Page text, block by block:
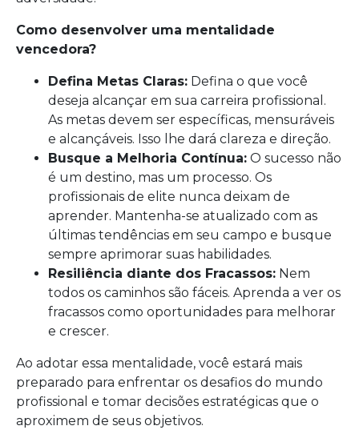
Como desenvolver uma mentalidade
vencedora?
Defina Metas Claras: Defina o que você
deseja alcançar em sua carreira profissional.
As metas devem ser específicas, mensuráveis
e alcançáveis. Isso lhe dará clareza e direção.
Busque a Melhoria Contínua: O sucesso não
é um destino, mas um processo. Os
profissionais de elite nunca deixam de
aprender. Mantenha-se atualizado com as
últimas tendências em seu campo e busque
sempre aprimorar suas habilidades.
Resiliência diante dos Fracassos: Nem
todos os caminhos são fáceis. Aprenda a ver os
fracassos como oportunidades para melhorar
e crescer.
Ao adotar essa mentalidade, você estará mais
preparado para enfrentar os desafios do mundo
profissional e tomar decisões estratégicas que o
aproximem de seus objetivos.